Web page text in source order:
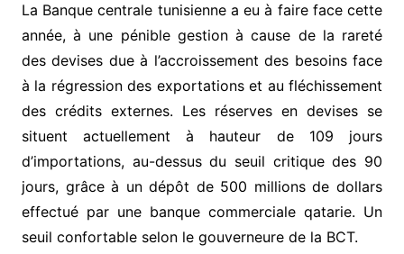
La Banque centrale tunisienne a eu à faire face cette
année, à une pénible gestion à cause de la rareté
des devises due à l’accroissement des besoins face
à la régression des exportations et au fléchissement
des crédits externes. Les réserves en devises se
situent actuellement à hauteur de 109 jours
d’importations, au-dessus du seuil critique des 90
jours, grâce à un dépôt de 500 millions de dollars
effectué par une banque commerciale qatarie. Un
seuil confortable selon le gouverneure de la BCT.